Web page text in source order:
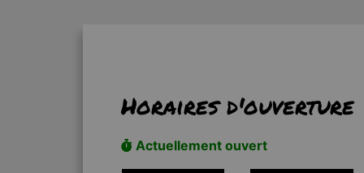
Horaires d'ouverture
Actuellement ouvert